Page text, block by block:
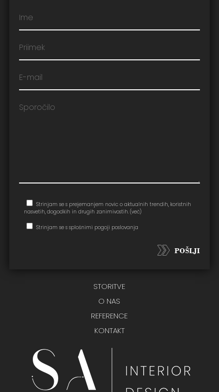
Strinjam se s prejemanjem novic o aktualnih trendih, koristnih
nasvetih, dogodkih in drugih zanimivostih. (več)
Strinjam se s splošnimi pogoji poslovanja
POŠLJI
STORITVE
O NAS
REFERENCE
KONTAKT